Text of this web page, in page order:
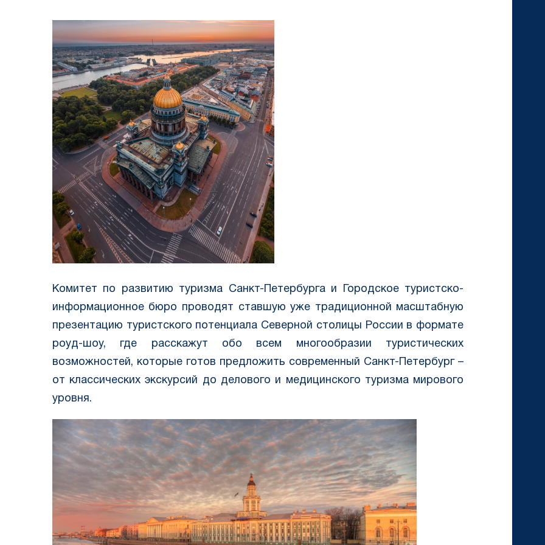
Комитет по развитию туризма Санкт-Петербурга и Городское туристско-
информационное бюро проводят ставшую уже традиционной масштабную
презентацию туристского потенциала Северной столицы России в формате
роуд-шоу, где расскажут обо всем многообразии туристических
возможностей, которые готов предложить современный Санкт-Петербург –
от классических экскурсий до делового и медицинского туризма мирового
уровня.